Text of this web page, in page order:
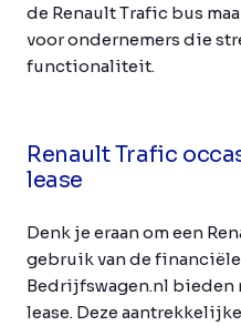
de Renault Trafic bus
voor ondernemers die
functionaliteit.
Renault Trafic
lease
Denk je eraan om een
gebruik van de
Bedrijfswagen.nl bieden
lease. Deze